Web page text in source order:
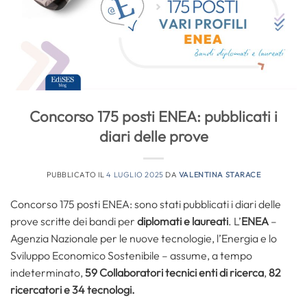
Concorso 175 posti ENEA: pubblicati i
diari delle prove
PUBBLICATO IL4 LUGLIO 2025 DA VALENTINA STARACE
Concorso 175 posti ENEA: sono stati pubblicati i diari delle
prove scritte dei bandi per diplomati e laureati. L’ENEA –
Agenzia Nazionale per le nuove tecnologie, l’Energia e lo
Sviluppo Economico Sostenibile – assume, a tempo
indeterminato, 59 Collaboratori tecnici enti di ricerca, 82
ricercatori e 34 tecnologi.